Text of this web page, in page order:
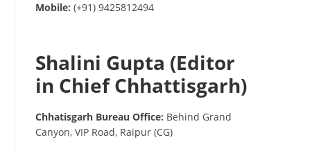
Mobile: (+91) 9425812494
Shalini Gupta (Editor
in Chief Chhattisgarh)
Chhatisgarh Bureau Office: Behind Grand
Canyon, VIP Road, Raipur (CG)